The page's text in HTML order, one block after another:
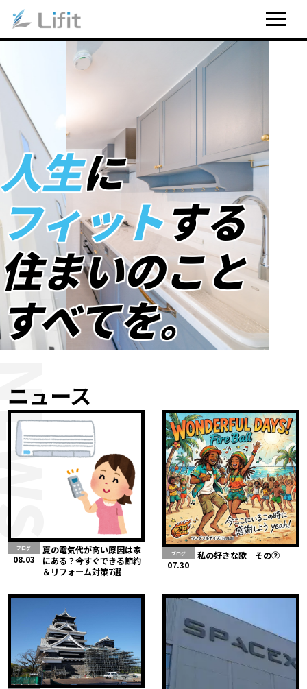
人生に
フィットする
住まいのこと
すべてを。
ニュース
ブログ
08.03
夏の電気代が高い原因は家
にある？今すぐできる節約
＆リフォーム対策7選
ブログ
07.30
私の好きな歌 その②